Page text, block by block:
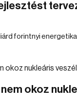
forintnyi
nem okoz